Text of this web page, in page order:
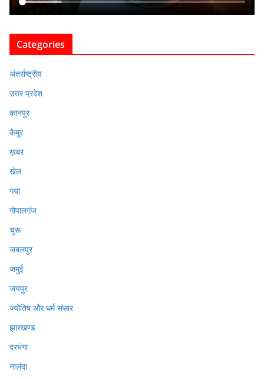
Categories
अंतर्राष्ट्रीय
उत्तर प्रदेश
कानपुर
कैमूर
ख़बर
खेल
गया
गोपालगंज
चुरू
जबलपुर
जमुई
जयपुर
ज्योतिष और धर्म संसार
झारखण्ड
दरभंगा
नालंदा